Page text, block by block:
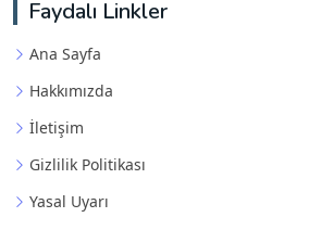
Faydalı Linkler
Ana Sayfa
Hakkımızda
İletişim
Gizlilik Politikası
Yasal Uyarı